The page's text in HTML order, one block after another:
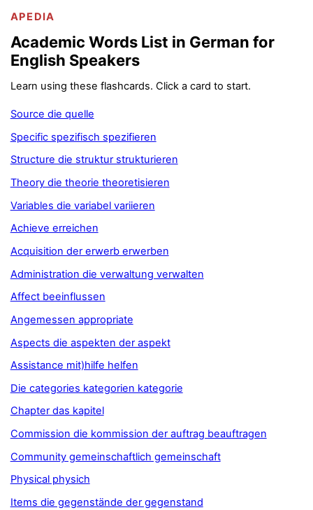
APEDIA
Academic Words List in German for
English Speakers
Learn using these flashcards. Click a card to start.
Source die quelle
Specific spezifisch spezifieren
Structure die struktur strukturieren
Theory die theorie theoretisieren
Variables die variabel variieren
Achieve erreichen
Acquisition der erwerb erwerben
Administration die verwaltung verwalten
Affect beeinflussen
Angemessen appropriate
Aspects die aspekten der aspekt
Assistance mit)hilfe helfen
Die categories kategorien kategorie
Chapter das kapitel
Commission die kommission der auftrag beauftragen
Community gemeinschaftlich gemeinschaft
Physical physich
Items die gegenstände der gegenstand